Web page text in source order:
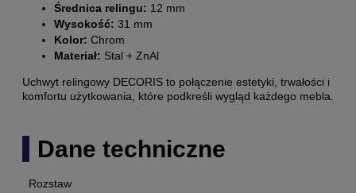
Średnica relingu: 12 mm
Wysokość: 31 mm
Kolor: Chrom
Materiał: Stal + ZnAl
Uchwyt relingowy DECORIS to połączenie estetyki, trwałości i
komfortu użytkowania, które podkreśli wygląd każdego mebla.
Dane techniczne
Rozstaw